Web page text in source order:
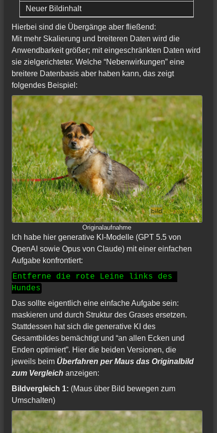
Neuer Bildinhalt
Hierbei sind die Übergänge aber fließend:
Mit mehr Skalierung und breiteren Daten wird die
Anwendbarkeit größer; mit eingeschränkten Daten wird
sie zielgerichteter. Welche “Nebenwirkungen” eine
breitere Datenbasis aber haben kann, das zeigt
folgendes Beispiel:
Originalaufnahme
Ich habe hier generative KI-Modelle (GPT 5.5 von
OpenAI sowie Opus von Claude) mit einer einfachen
Aufgabe konfrontiert:
Entferne die rote Leine links des
Hundes
Das sollte eigentlich eine einfache Aufgabe sein:
maskieren und durch Struktur des Grases ersetzen.
Stattdessen hat sich die generative KI des
Gesamtbildes bemächtigt und “an allen Ecken und
Enden optimiert”. Hier die beiden Versionen, die
jeweils beim Überfahren per Maus das Originalbild
zum Vergleich anzeigen:
Bildvergleich 1: (Maus über Bild bewegen zum
Umschalten)